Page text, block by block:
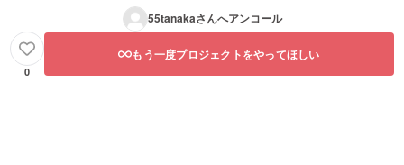
55tanakaさんへアンコール
0
もう一度プロジェクトをやってほしい